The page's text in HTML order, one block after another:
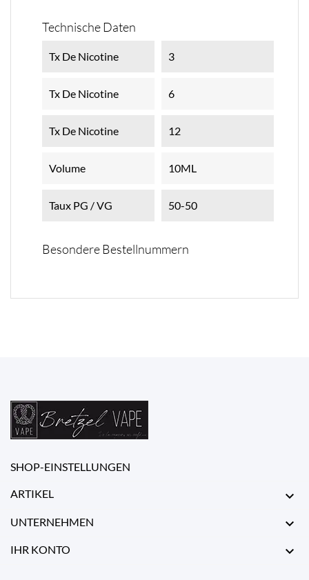
Technische Daten
Tx De Nicotine 3
Tx De Nicotine 6
Tx De Nicotine 12
Volume 10ML
Taux PG / VG 50-50
Besondere Bestellnummern
SHOP-EINSTELLUNGEN
ARTIKEL 
UNTERNEHMEN 
IHR KONTO 